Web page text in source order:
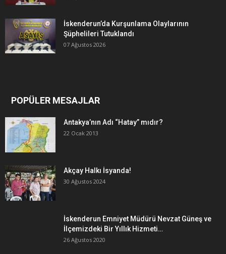
İskenderun’da Kurşunlama Olaylarının
Şüphelileri Tutuklandı
07 Ağustos 2026
POPÜLER MESAJLAR
Antakya’nın Adı “Hatay” mıdır?
22 Ocak 2013
Akçay Halkı İsyanda!
30 Ağustos 2024
İskenderun Emniyet Müdürü Nevzat Güneş ve
İlçemizdeki Bir Yıllık Hizmeti…
26 Ağustos 2020